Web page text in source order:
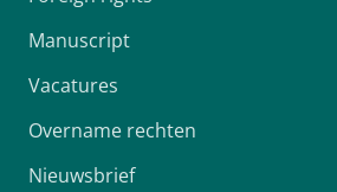
Manuscript
Vacatures
Overname rechten
Nieuwsbrief